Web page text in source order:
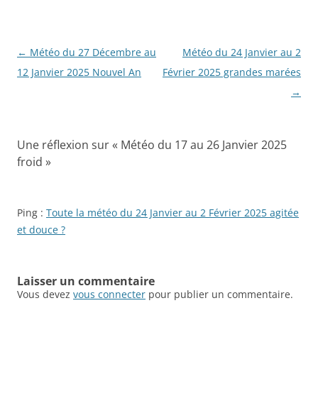
Navigation
des
← Météo du 27 Décembre au
12 Janvier 2025 Nouvel An
Météo du 24 Janvier au 2
Février 2025 grandes marées
→
Une réflexion sur « Météo du 17 au 26 Janvier 2025
froid »
Ping : Toute la météo du 24 Janvier au 2 Février 2025 agitée
et douce ?
Laisser un commentaire
Vous devez vous connecter pour publier un commentaire.